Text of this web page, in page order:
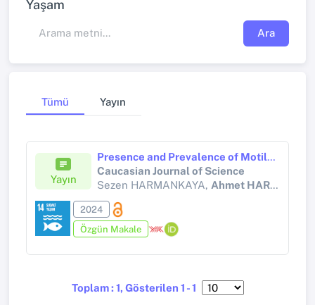
Yaşam
Ara
Tümü Yayın
Yayın
Presence and Prevalence of Motile Aeromonas Species Isolated from Rainbow Trout (Oncorhynchus Mykıss) Offered for Consumption in Kars
Caucasian Journal of Science
Sezen HARMANKAYA, Ahmet HARMANKAYA
2024
Özgün Makale
Toplam : 1, Gösterilen 1 - 1